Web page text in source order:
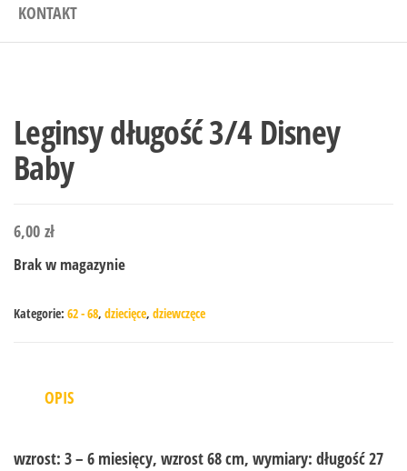
KONTAKT
Leginsy długość 3/4 Disney
Baby
6,00 zł
Brak w magazynie
Kategorie: 62 - 68, dziecięce, dziewczęce
OPIS
wzrost: 3 – 6 miesięcy, wzrost 68 cm, wymiary: długość 27